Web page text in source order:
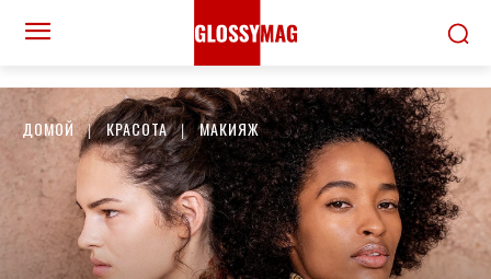
ДОМОЙ КРАСОТА МАКИЯЖ